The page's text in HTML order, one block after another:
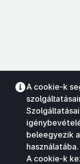
A cookie-k
beleegyezik
használatába.
A cookie-k